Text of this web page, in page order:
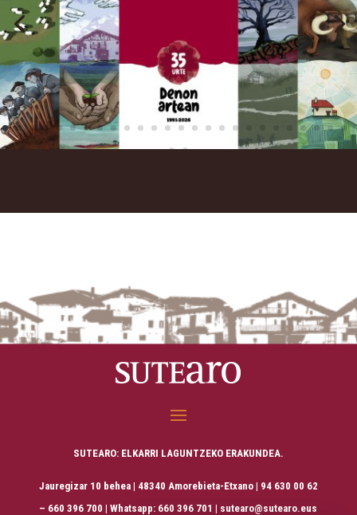
SUTEARO: ELKARRI LAGUNTZEKO ERAKUNDEA.
Jauregizar 10 behea | 48340 Amorebieta-Etxano | 94 630 00 62
– 660 396 700 | Whatsapp: 660 396 701 | sutearo@sutearo.eus